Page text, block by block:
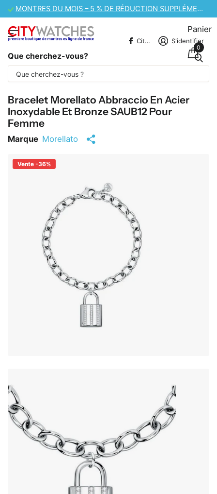
VENTE DE MONTRES CASIO – 10 % DE RÉDUCTION SUPPLÉMENTAIRE
Que cherchez-vous?
CitywatchesFR S'identifier
Panier
0
Une partie du contenu est traduite
automatiquement.
Bracelet Morellato Abbraccio En Acier
Inoxydable Et Bronze SAUB12 Pour
Femme
Marque Morellato
Vente -36%